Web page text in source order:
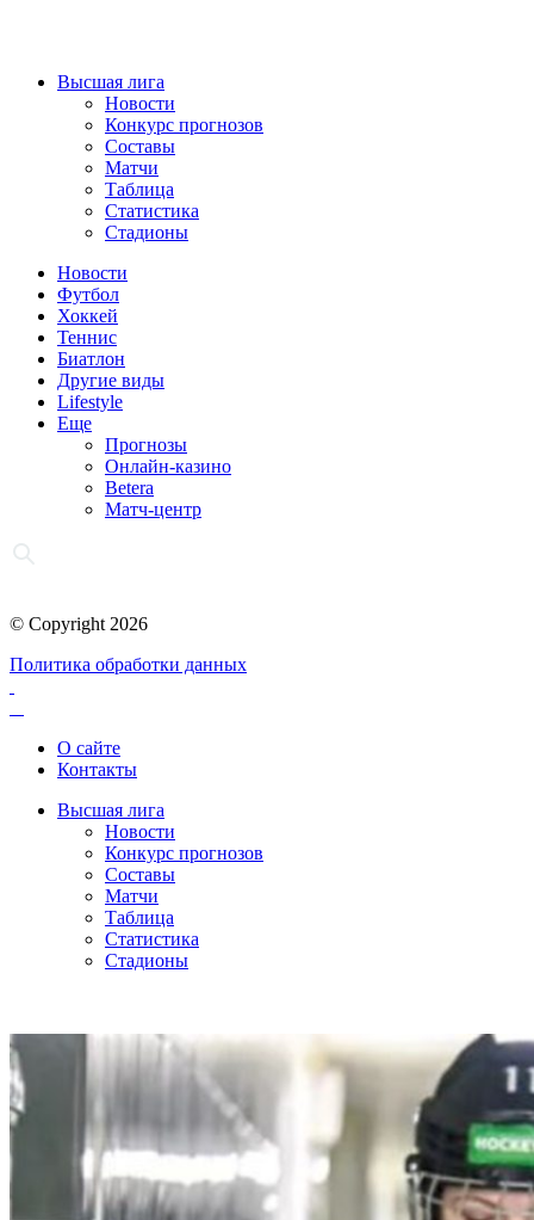
Высшая лига
Новости
Конкурс прогнозов
Составы
Матчи
Таблица
Статистика
Стадионы
Новости
Футбол
Хоккей
Теннис
Биатлон
Другие виды
Lifestyle
Еще
Прогнозы
Онлайн-казино
Betera
Матч-центр
© Copyright 2026
Политика обработки данных
О сайте
Контакты
Высшая лига
Новости
Конкурс прогнозов
Составы
Матчи
Таблица
Статистика
Стадионы